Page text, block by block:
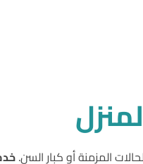
المزمنة أو كبار السن.